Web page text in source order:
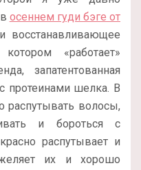
осеннем гуди бэге от
восстанавливающее
«работает»
запатентованная
протеинами шелка. В
волосы,
и бороться с
распутывает и
их и хорошо